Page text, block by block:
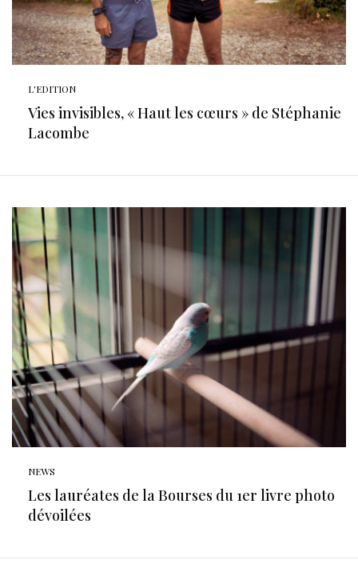
L'EDITION
Vies invisibles, « Haut les cœurs » de Stéphanie
Lacombe
NEWS
Les lauréates de la Bourses du 1er livre photo
dévoilées